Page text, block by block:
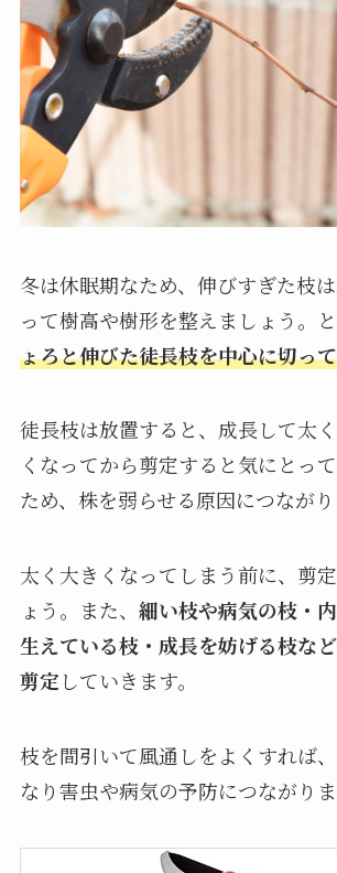
冬は休眠期なため、伸びすぎた枝
って樹高や樹形を整えましょう。
ょろと伸びた徒長枝を中心に切っ
徒長枝は放置すると、成長して太
くなってから剪定すると気にとっ
ため、株を弱らせる原因につながり
太く大きくなってしまう前に、剪
ょう。また、 細い枝や病気の枝・
生えている枝・成長を妨げる枝な
剪定していきます。
枝を間引いて風通しをよくすれば
なり害虫や病気の予防につながりま